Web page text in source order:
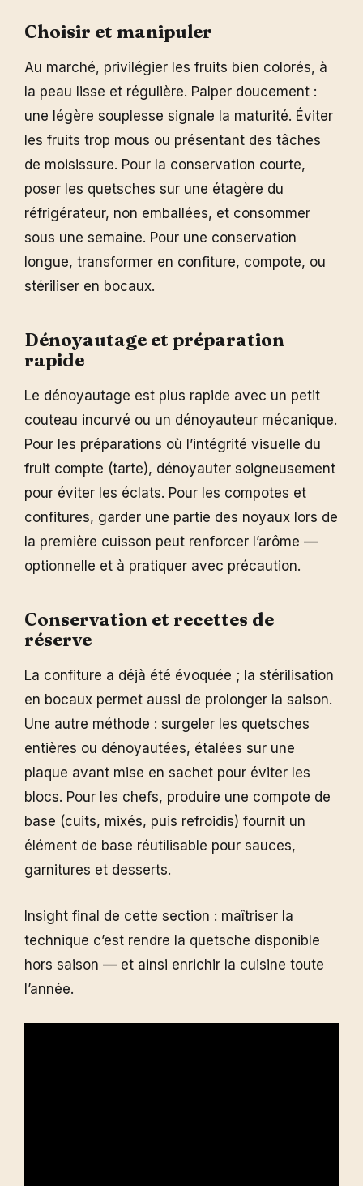
Choisir et manipuler
Au marché, privilégier les fruits bien colorés, à
la peau lisse et régulière. Palper doucement :
une légère souplesse signale la maturité. Éviter
les fruits trop mous ou présentant des tâches
de moisissure. Pour la conservation courte,
poser les quetsches sur une étagère du
réfrigérateur, non emballées, et consommer
sous une semaine. Pour une conservation
longue, transformer en confiture, compote, ou
stériliser en bocaux.
Dénoyautage et préparation
rapide
Le dénoyautage est plus rapide avec un petit
couteau incurvé ou un dénoyauteur mécanique.
Pour les préparations où l’intégrité visuelle du
fruit compte (tarte), dénoyauter soigneusement
pour éviter les éclats. Pour les compotes et
confitures, garder une partie des noyaux lors de
la première cuisson peut renforcer l’arôme —
optionnelle et à pratiquer avec précaution.
Conservation et recettes de
réserve
La confiture a déjà été évoquée ; la stérilisation
en bocaux permet aussi de prolonger la saison.
Une autre méthode : surgeler les quetsches
entières ou dénoyautées, étalées sur une
plaque avant mise en sachet pour éviter les
blocs. Pour les chefs, produire une compote de
base (cuits, mixés, puis refroidis) fournit un
élément de base réutilisable pour sauces,
garnitures et desserts.
Insight final de cette section : maîtriser la
technique c’est rendre la quetsche disponible
hors saison — et ainsi enrichir la cuisine toute
l’année.